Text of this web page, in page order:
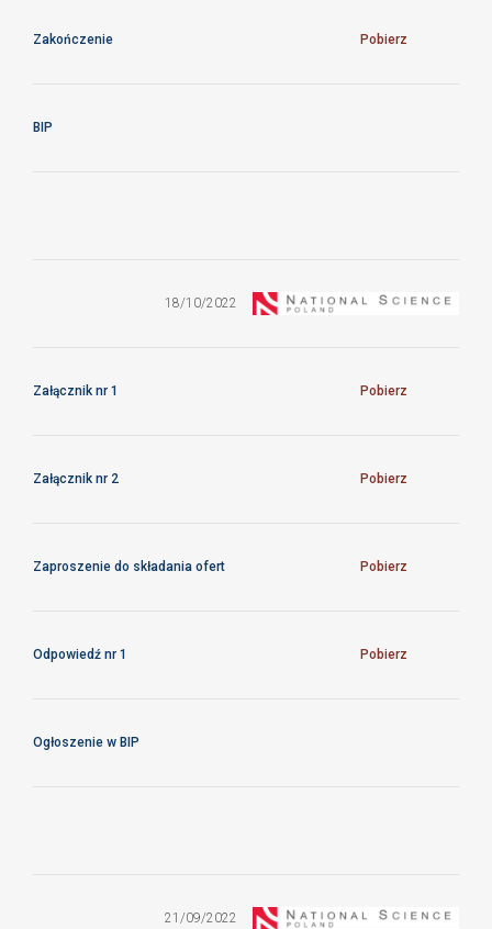
Zakończenie Pobierz
BIP
ZO/13/CFTPAN/2022
18/10/2022
Załącznik nr 1 Pobierz
Załącznik nr 2 Pobierz
Zaproszenie do składania ofert Pobierz
Odpowiedź nr 1 Pobierz
Ogłoszenie w BIP
komputerowego i21/09/2022